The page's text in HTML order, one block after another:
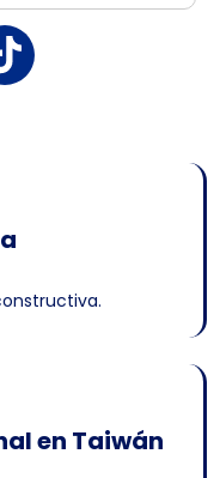
en Taiwán